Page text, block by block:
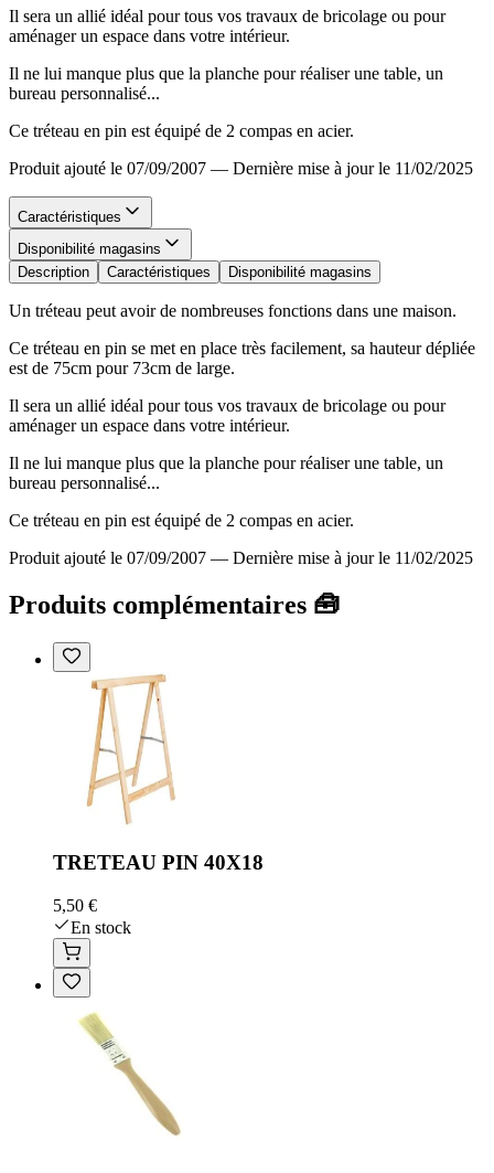
Il sera un allié idéal pour tous vos travaux de bricolage ou pour
aménager un espace dans votre intérieur.
Il ne lui manque plus que la planche pour réaliser une table, un
bureau personnalisé...
Ce tréteau en pin est équipé de 2 compas en acier.
Produit ajouté le 07/09/2007 — Dernière mise à jour le 11/02/2025
Caractéristiques
Disponibilité magasins
Description
Caractéristiques Disponibilité magasins
Un tréteau peut avoir de nombreuses fonctions dans une maison.
Ce tréteau en pin se met en place très facilement, sa hauteur dépliée
est de 75cm pour 73cm de large.
Il sera un allié idéal pour tous vos travaux de bricolage ou pour
aménager un espace dans votre intérieur.
Il ne lui manque plus que la planche pour réaliser une table, un
bureau personnalisé...
Ce tréteau en pin est équipé de 2 compas en acier.
Produit ajouté le 07/09/2007 — Dernière mise à jour le 11/02/2025
Produits complémentaires 🧰
TRETEAU PIN 40X18
5,50 €
En stock